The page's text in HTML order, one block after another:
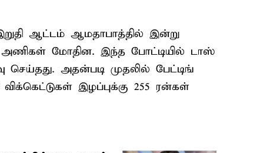
ஆட்டம் ஆமதாபாத்தில் இன்று
அணிகள் மோதின. இந்த போட்டியில் டாஸ்
செய்தது. அதன்படி முதலில் பேட்டிங்
இழப்புக்கு 255 ரன்கள்